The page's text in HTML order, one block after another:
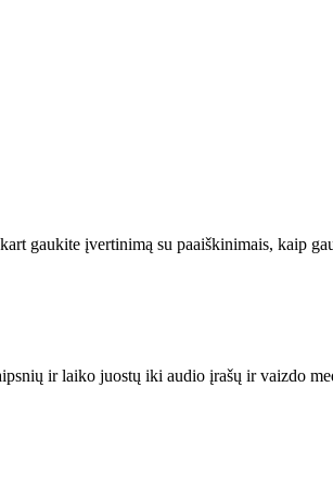
gaukite įvertinimą su paaiškinimais, kaip
ir laiko juostų iki audio įrašų ir vaizdo